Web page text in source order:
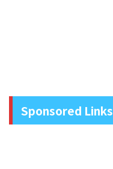
Sponsored Links